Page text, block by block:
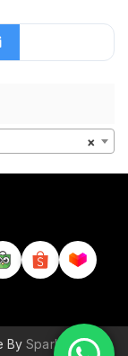
×
BySparkle Wp